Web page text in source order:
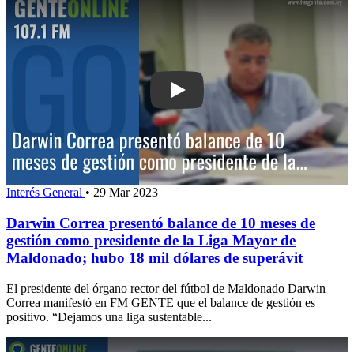
Play: Darwin Correa presentó
Interés General • 29 Mar 2023
Darwin Correa presentó balance de 10 meses de
gestión como presidente de la Liga Mayor de
Maldonado; hubo 18 mil dólares de superávit
El presidente del órgano rector del fútbol de Maldonado Darwin
Correa manifestó en FM GENTE que el balance de gestión es
positivo. “Dejamos una liga sustentable...